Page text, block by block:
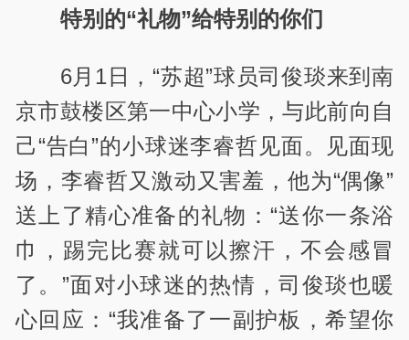
特别的“礼物”给特别的你们
6月1日，“苏超”球员司俊琰来到南
京市鼓楼区第一中心小学，与此前向自
己“告白”的小球迷李睿哲见面。见面现
场，李睿哲又激动又害羞，他为“偶像”
送上了精心准备的礼物：“送你一条浴
巾，踢完比赛就可以擦汗，不会感冒
了。”面对小球迷的热情，司俊琰也暖
心回应：“我准备了一副护板，希望你